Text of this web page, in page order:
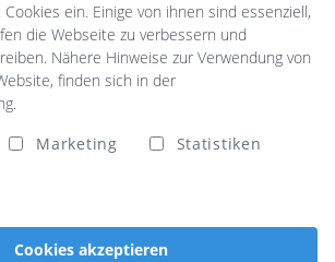
ein. Einige von ihnen sind essenziell,
die Webseite zu verbessern und
Nähere Hinweise zur Verwendung von
finden sich in der
Marketing Statistiken
Cookies akzeptieren